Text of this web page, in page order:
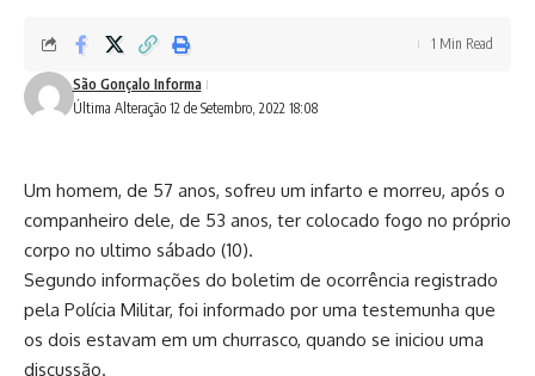
Última Alteração 12 de Setembro, 2022 18:08
São Gonçalo Informa
1 Min Read
Um homem, de 57 anos, sofreu um infarto e morreu, após o
companheiro dele, de 53 anos, ter colocado fogo no próprio
corpo no ultimo sábado (10).
Segundo informações do boletim de ocorrência registrado
pela Polícia Militar, foi informado por uma testemunha que
os dois estavam em um churrasco, quando se iniciou uma
discussão.